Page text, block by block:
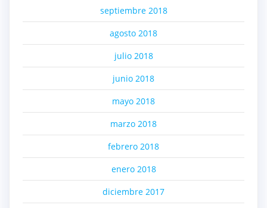
septiembre 2018
agosto 2018
julio 2018
junio 2018
mayo 2018
marzo 2018
febrero 2018
enero 2018
diciembre 2017